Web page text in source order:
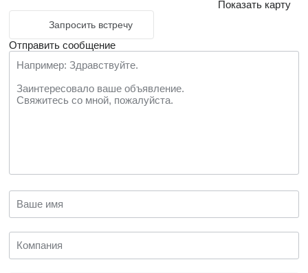
Показать карту
Запросить встречу
Отправить сообщение